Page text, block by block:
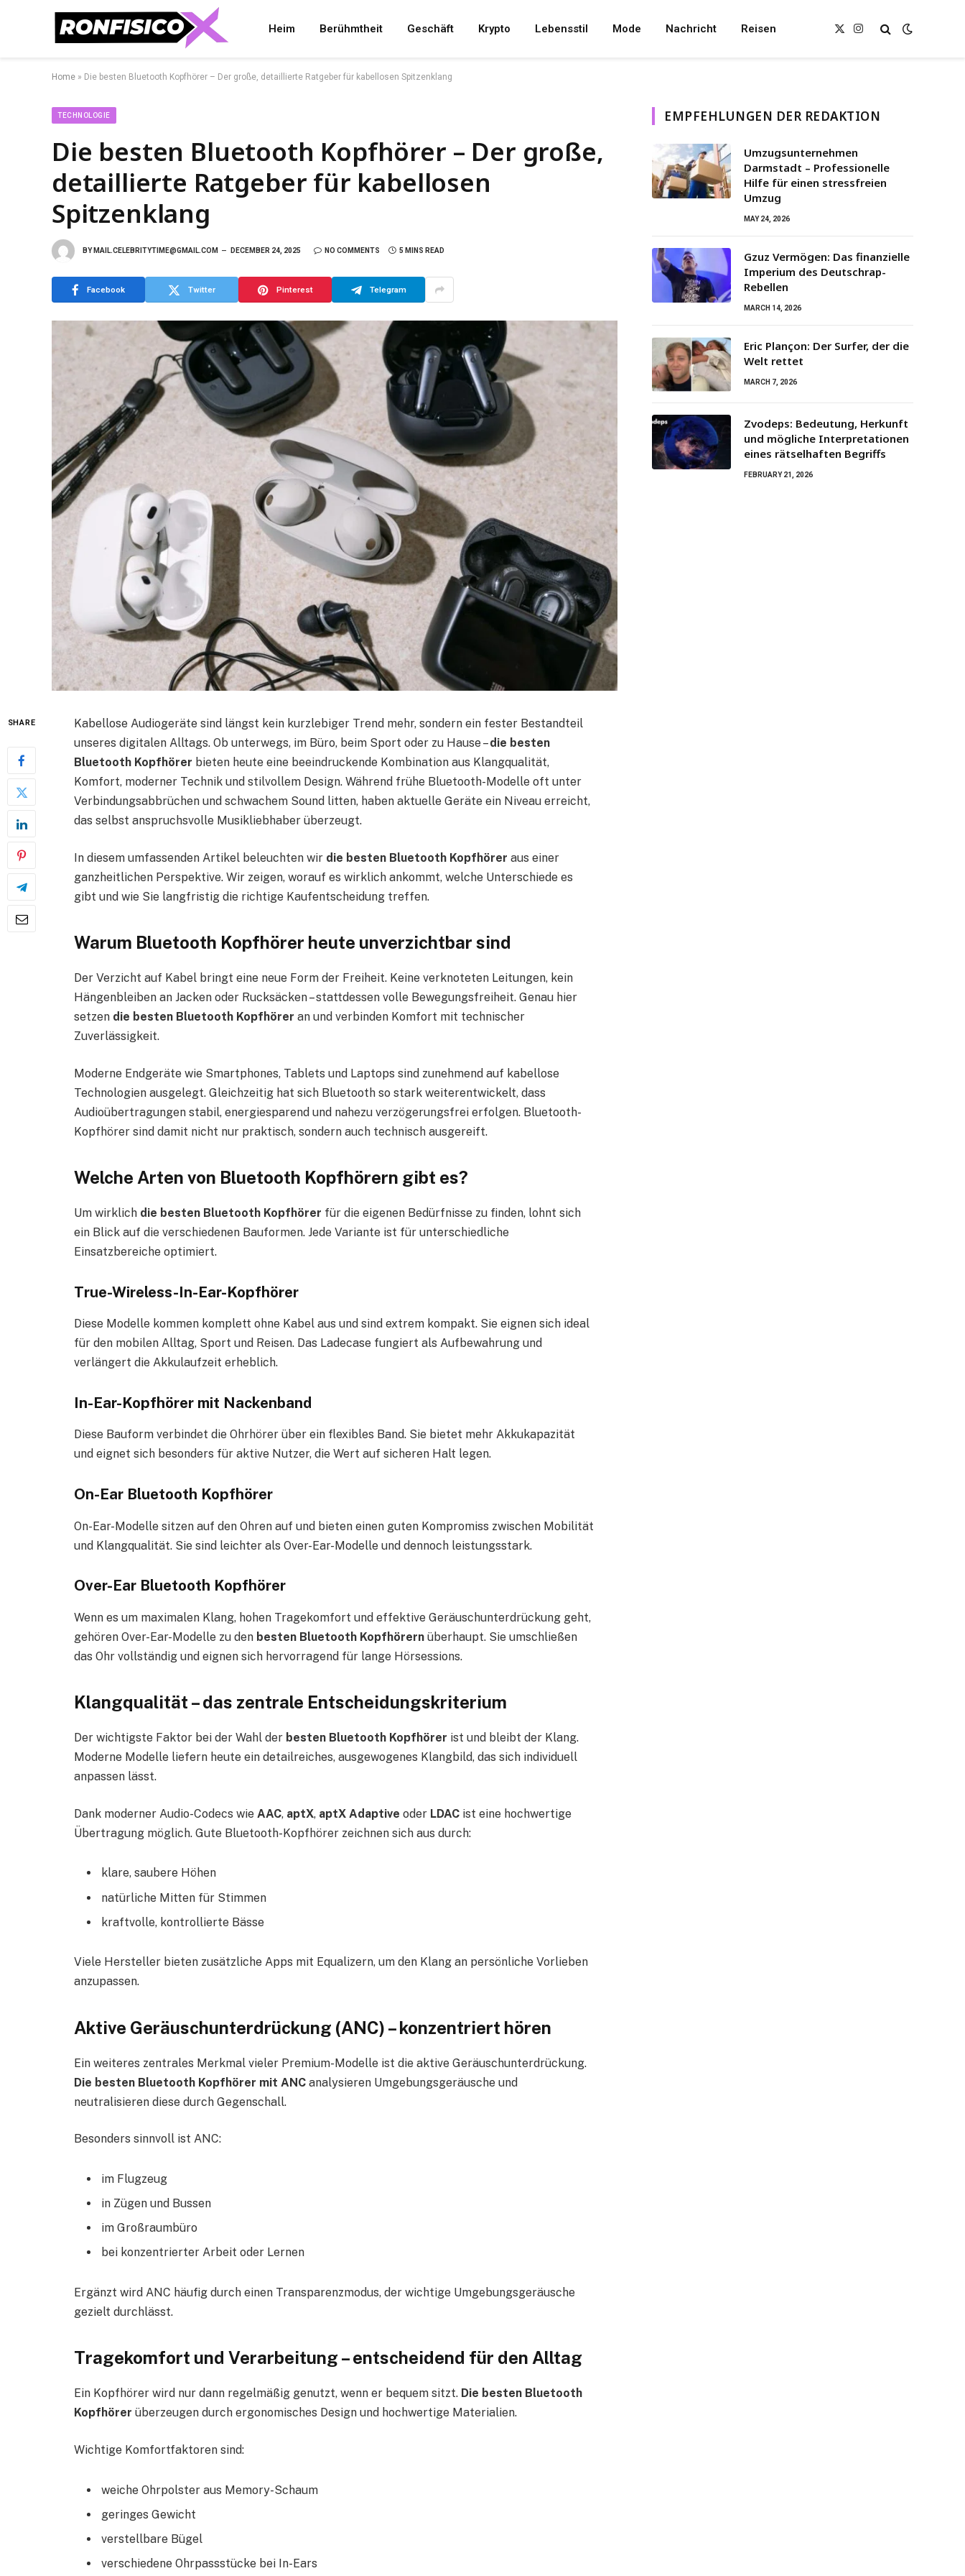
Heim Berühmtheit Geschäft Krypto Lebensstil Mode Nachricht Reisen
X
Instagram
Home » Die besten Bluetooth Kopfhörer – Der große, detaillierte Ratgeber für kabellosen Spitzenklang
TECHNOLOGIE
Die besten Bluetooth Kopfhörer – Der große,
detaillierte Ratgeber für kabellosen
Spitzenklang
BY MAIL.CELEBRITYTIME@GMAIL.COM DECEMBER 24, 2025 NO COMMENTS 5 MINS READ
Facebook Twitter Pinterest Telegram
SHARE
Kabellose Audiogeräte sind längst kein kurzlebiger Trend mehr, sondern ein fester Bestandteil
unseres digitalen Alltags. Ob unterwegs, im Büro, beim Sport oder zu Hause –die besten
Bluetooth Kopfhörer bieten heute eine beeindruckende Kombination aus Klangqualität,
Komfort, moderner Technik und stilvollem Design. Während frühe Bluetooth-Modelle oft unter
Verbindungsabbrüchen und schwachem Sound litten, haben aktuelle Geräte ein Niveau erreicht,
das selbst anspruchsvolle Musikliebhaber überzeugt.
In diesem umfassenden Artikel beleuchten wir die besten Bluetooth Kopfhörer aus einer
ganzheitlichen Perspektive. Wir zeigen, worauf es wirklich ankommt, welche Unterschiede es
gibt und wie Sie langfristig die richtige Kaufentscheidung treffen.
Warum Bluetooth Kopfhörer heute unverzichtbar sind
Der Verzicht auf Kabel bringt eine neue Form der Freiheit. Keine verknoteten Leitungen, kein
Hängenbleiben an Jacken oder Rucksäcken – stattdessen volle Bewegungsfreiheit. Genau hier
setzen die besten Bluetooth Kopfhörer an und verbinden Komfort mit technischer
Zuverlässigkeit.
Moderne Endgeräte wie Smartphones, Tablets und Laptops sind zunehmend auf kabellose
Technologien ausgelegt. Gleichzeitig hat sich Bluetooth so stark weiterentwickelt, dass
Audioübertragungen stabil, energiesparend und nahezu verzögerungsfrei erfolgen. Bluetooth-
Kopfhörer sind damit nicht nur praktisch, sondern auch technisch ausgereift.
Welche Arten von Bluetooth Kopfhörern gibt es?
Um wirklich die besten Bluetooth Kopfhörer für die eigenen Bedürfnisse zu finden, lohnt sich
ein Blick auf die verschiedenen Bauformen. Jede Variante ist für unterschiedliche
Einsatzbereiche optimiert.
True-Wireless-In-Ear-Kopfhörer
Diese Modelle kommen komplett ohne Kabel aus und sind extrem kompakt. Sie eignen sich ideal
für den mobilen Alltag, Sport und Reisen. Das Ladecase fungiert als Aufbewahrung und
verlängert die Akkulaufzeit erheblich.
In-Ear-Kopfhörer mit Nackenband
Diese Bauform verbindet die Ohrhörer über ein flexibles Band. Sie bietet mehr Akkukapazität
und eignet sich besonders für aktive Nutzer, die Wert auf sicheren Halt legen.
On-Ear Bluetooth Kopfhörer
On-Ear-Modelle sitzen auf den Ohren auf und bieten einen guten Kompromiss zwischen Mobilität
und Klangqualität. Sie sind leichter als Over-Ear-Modelle und dennoch leistungsstark.
Over-Ear Bluetooth Kopfhörer
Wenn es um maximalen Klang, hohen Tragekomfort und effektive Geräuschunterdrückung geht,
gehören Over-Ear-Modelle zu den besten Bluetooth Kopfhörern überhaupt. Sie umschließen
das Ohr vollständig und eignen sich hervorragend für lange Hörsessions.
Klangqualität – das zentrale Entscheidungskriterium
Der wichtigste Faktor bei der Wahl der besten Bluetooth Kopfhörer ist und bleibt der Klang.
Moderne Modelle liefern heute ein detailreiches, ausgewogenes Klangbild, das sich individuell
anpassen lässt.
Dank moderner Audio-Codecs wie AAC, aptX, aptX Adaptive oder LDAC ist eine hochwertige
Übertragung möglich. Gute Bluetooth-Kopfhörer zeichnen sich aus durch:
klare, saubere Höhen
natürliche Mitten für Stimmen
kraftvolle, kontrollierte Bässe
Viele Hersteller bieten zusätzliche Apps mit Equalizern, um den Klang an persönliche Vorlieben
anzupassen.
Aktive Geräuschunterdrückung (ANC) – konzentriert hören
Ein weiteres zentrales Merkmal vieler Premium-Modelle ist die aktive Geräuschunterdrückung.
Die besten Bluetooth Kopfhörer mit ANC analysieren Umgebungsgeräusche und
neutralisieren diese durch Gegenschall.
Besonders sinnvoll ist ANC:
im Flugzeug
in Zügen und Bussen
im Großraumbüro
bei konzentrierter Arbeit oder Lernen
Ergänzt wird ANC häufig durch einen Transparenzmodus, der wichtige Umgebungsgeräusche
gezielt durchlässt.
Tragekomfort und Verarbeitung – entscheidend für den Alltag
Ein Kopfhörer wird nur dann regelmäßig genutzt, wenn er bequem sitzt. Die besten Bluetooth
Kopfhörer überzeugen durch ergonomisches Design und hochwertige Materialien.
Wichtige Komfortfaktoren sind:
weiche Ohrpolster aus Memory-Schaum
geringes Gewicht
verstellbare Bügel
verschiedene Ohrpassstücke bei In-Ears
EMPFEHLUNGEN DER REDAKTION
Umzugsunternehmen
Darmstadt – Professionelle
Hilfe für einen stressfreien
Umzug
MAY 24, 2026
Gzuz Vermögen: Das finanzielle
Imperium des Deutschrap-
Rebellen
MARCH 14, 2026
Eric Plançon: Der Surfer, der die
Welt rettet
MARCH 7, 2026
Zvodeps: Bedeutung, Herkunft
und mögliche Interpretationen
eines rätselhaften Begriffs
FEBRUARY 21, 2026